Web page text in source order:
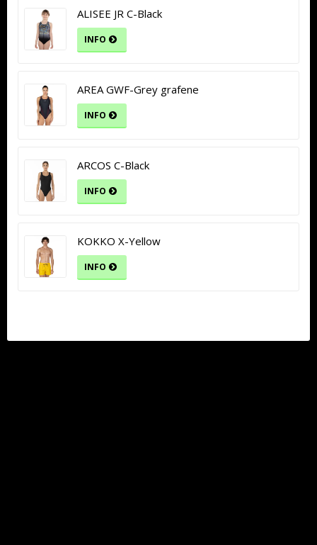
ALISEE JR C-Black
INFO
AREA GWF-Grey grafene
INFO
ARCOS C-Black
INFO
KOKKO X-Yellow
INFO